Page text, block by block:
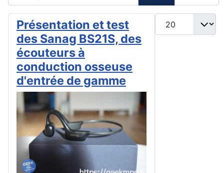
Afficher #
Présentation et test
des Sanag BS21S, des
écouteurs à
conduction osseuse
d'entrée de gamme